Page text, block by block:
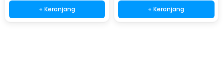
+ Keranjang + Keranjang